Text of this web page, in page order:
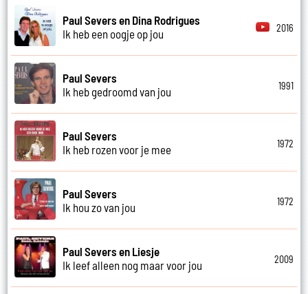
Paul Severs en Dina Rodrigues
Ik heb een oogje op jou
2016
Paul Severs
Ik heb gedroomd van jou
1991
Paul Severs
Ik heb rozen voor je mee
1972
Paul Severs
Ik hou zo van jou
1972
Paul Severs en Liesje
Ik leef alleen nog maar voor jou
2009